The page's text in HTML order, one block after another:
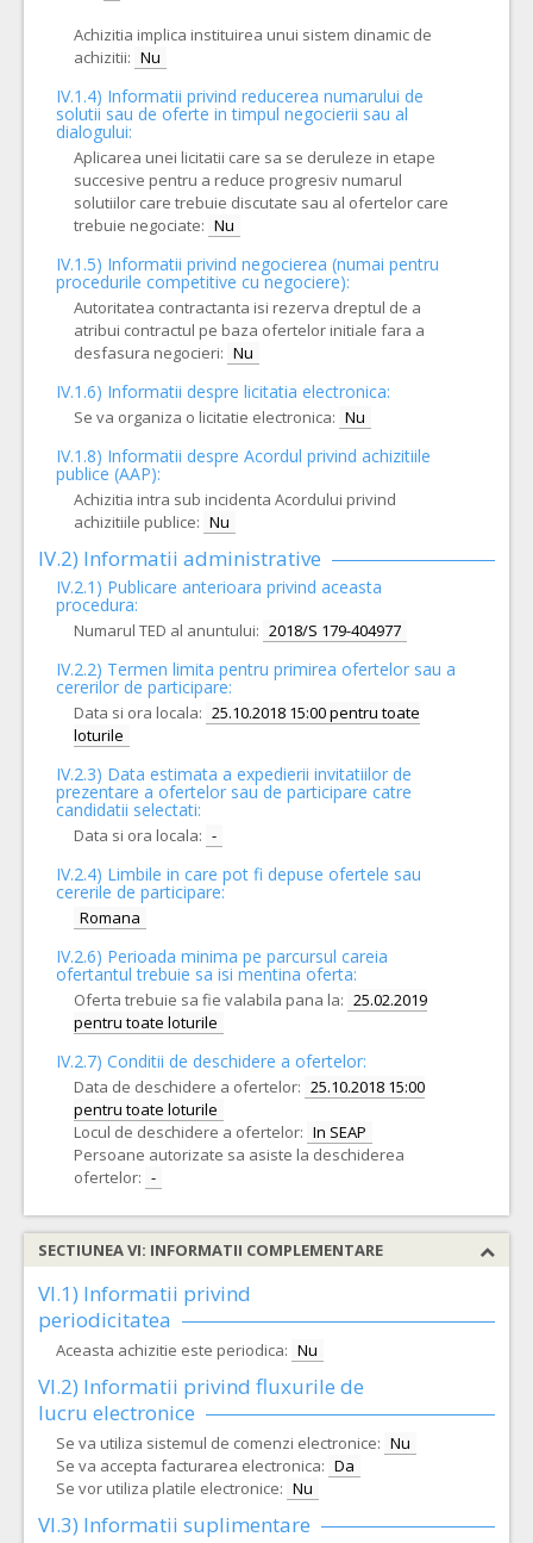
Achizitia implica instituirea unui sistem dinamic de
achizitii: Nu
IV.1.4) Informatii privind reducerea numarului de
solutii sau de oferte in timpul negocierii sau al
dialogului:
Aplicarea unei licitatii care sa se deruleze in etape
succesive pentru a reduce progresiv numarul
solutiilor care trebuie discutate sau al ofertelor care
trebuie negociate: Nu
IV.1.5) Informatii privind negocierea (numai pentru
procedurile competitive cu negociere):
Autoritatea contractanta isi rezerva dreptul de a
atribui contractul pe baza ofertelor initiale fara a
desfasura negocieri: Nu
IV.1.6) Informatii despre licitatia electronica:
Se va organiza o licitatie electronica: Nu
IV.1.8) Informatii despre Acordul privind achizitiile
publice (AAP):
Achizitia intra sub incidenta Acordului privind
achizitiile publice: Nu
IV.2) Informatii administrative
IV.2.1) Publicare anterioara privind aceasta
procedura:
Numarul TED al anuntului: 2018/S 179-404977
IV.2.2) Termen limita pentru primirea ofertelor sau a
cererilor de participare:
Data si ora locala: 25.10.2018 15:00 pentru toate
loturile
IV.2.3) Data estimata a expedierii invitatiilor de
prezentare a ofertelor sau de participare catre
candidatii selectati:
Data si ora locala: -
IV.2.4) Limbile in care pot fi depuse ofertele sau
cererile de participare:
Romana
IV.2.6) Perioada minima pe parcursul careia
ofertantul trebuie sa isi mentina oferta:
Oferta trebuie sa fie valabila pana la: 25.02.2019
pentru toate loturile
IV.2.7) Conditii de deschidere a ofertelor:
Data de deschidere a ofertelor: 25.10.2018 15:00
pentru toate loturile
Locul de deschidere a ofertelor: In SEAP
Persoane autorizate sa asiste la deschiderea
ofertelor: -
SECTIUNEA VI: INFORMATII COMPLEMENTARE
VI.1) Informatii privind
periodicitatea
Aceasta achizitie este periodica: Nu
VI.2) Informatii privind fluxurile de
lucru electronice
Se va utiliza sistemul de comenzi electronice: Nu
Se va accepta facturarea electronica: Da
Se vor utiliza platile electronice: Nu
VI.3) Informatii suplimentare